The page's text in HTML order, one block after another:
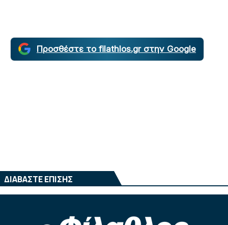
Προσθέστε το filathlos.gr στην Google
ΔΙΑΒΑΣΤΕ ΕΠΙΣΗΣ